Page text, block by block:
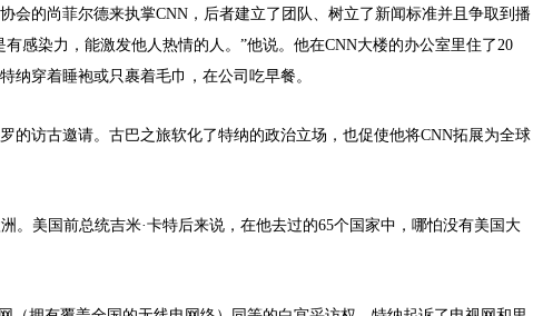
会的尚菲尔德来执掌CNN，后者建立了团队、树立了新闻标准并且争取到播
感染力，能激发他人热情的人。”他说。他在CNN大楼的办公室里住了20
纳穿着睡袍或只裹着毛巾，在公司吃早餐。
的访古邀请。古巴之旅软化了特纳的政治立场，也促使他将CNN拓展为全球
。美国前总统吉米·卡特后来说，在他去过的65个国家中，哪怕没有美国大